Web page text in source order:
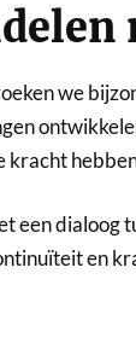
we
kracht
een dialoog
en